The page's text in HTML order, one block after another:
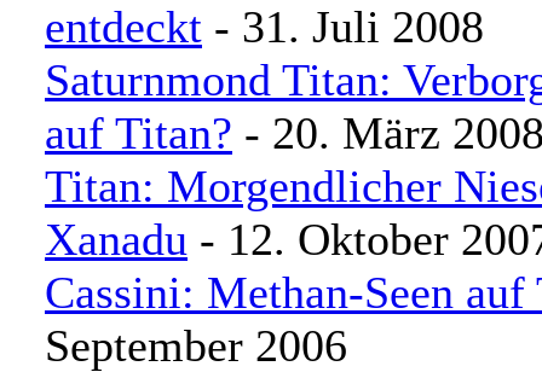
entdeckt - 31. Juli 2008
Saturnmond Titan:
auf Titan? - 20. März
Titan: Morgendlicher
Xanadu - 12. Oktober
Cassini: Methan-Seen auf
September 2006